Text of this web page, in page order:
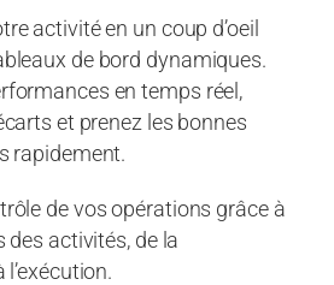
activité en un coup d’oeil
de bord dynamiques.
en temps réel,
et prenez les bonnes
rapidement.
de vos opérations grâce à
des activités, de la